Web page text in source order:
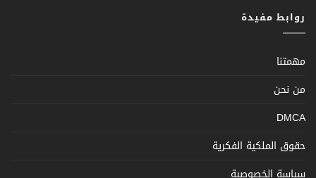
روابط مفيدة
مهمتنا
من نحن
DMCA
حقوق الملكية الفكرية